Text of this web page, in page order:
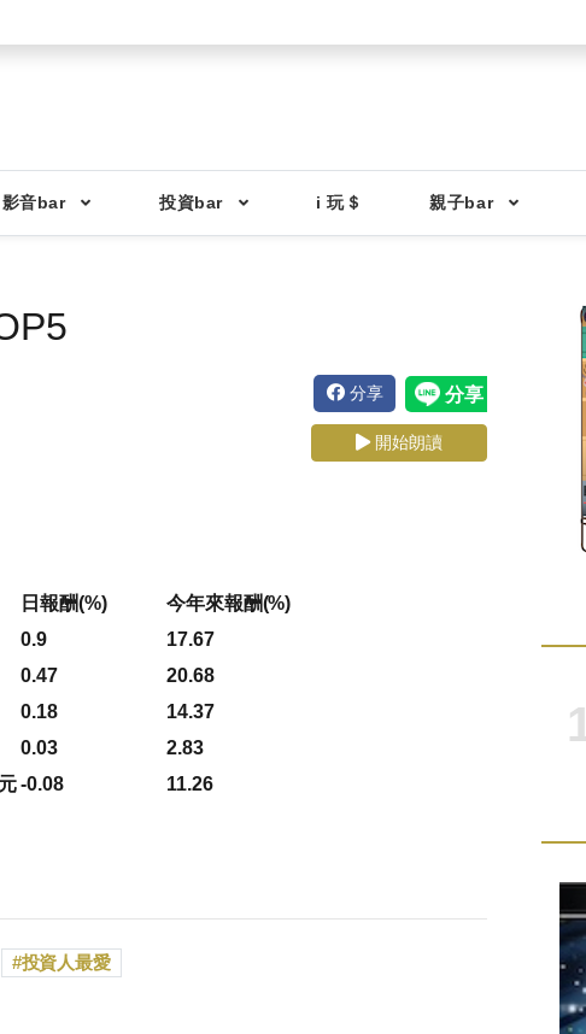
音bar 投資bar i 玩＄ 親子bar
分享
開始朗讀
日報酬(%)
今年來報酬(%)
0.9
17.67
0.47
20.68
0.18
14.37
0.03
2.83
-0.08 11.26
投資人最愛